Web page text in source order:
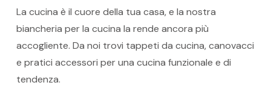
La cucina è il cuore della tua casa, e la nostra
biancheria per la cucina la rende ancora più
accogliente. Da noi trovi tappeti da cucina, canovacci
e pratici accessori per una cucina funzionale e di
tendenza.